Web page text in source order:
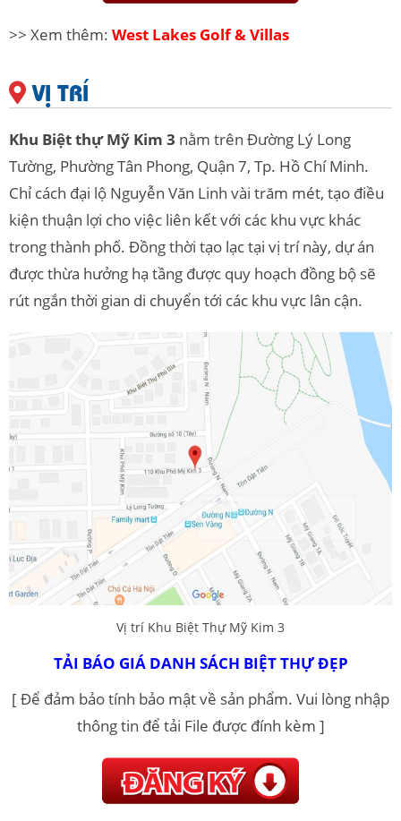
>> Xem thêm: West Lakes Golf & Villas
VỊ TRÍ
Khu Biệt thự Mỹ Kim 3 nằm trên Đường Lý Long
Tường, Phường Tân Phong, Quận 7, Tp. Hồ Chí Minh.
Chỉ cách đại lộ Nguyễn Văn Linh vài trăm mét, tạo điều
kiện thuận lợi cho việc liên kết với các khu vực khác
trong thành phố. Đồng thời tạo lạc tại vị trí này, dự án
được thừa hưởng hạ tầng được quy hoạch đồng bộ sẽ
rút ngắn thời gian di chuyển tới các khu vực lân cận.
Vị trí Khu Biệt Thự Mỹ Kim 3
TẢI BÁO GIÁ DANH SÁCH BIỆT THỰ ĐẸP
[ Để đảm bảo tính bảo mật về sản phẩm. Vui lòng nhập
thông tin để tải File được đính kèm ]